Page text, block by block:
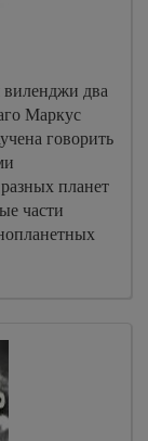
виленджи два
Маркус
говорить
планет
части